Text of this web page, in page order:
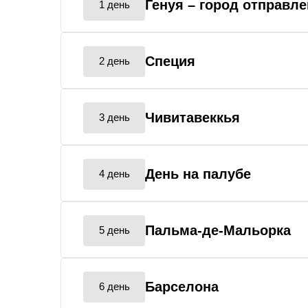
1 день Генуя – город
2 день Специя
3 день Чивитавеккья
4 день День на палубе
5 день Пальма-де-Мальорка
6 день Барселона